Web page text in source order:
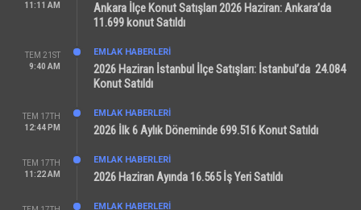
11:11 AM
Ankara İlçe Konut Satışları 2026 Haziran: Ankara’da
11.699 konut Satıldı
TEM 21ST
9:40 AM
EMLAK HABERLERI
2026 Haziran İstanbul İlçe Satışları: İstanbul’da 24.084
Konut Satıldı
TEM 17TH
12:44 PM
EMLAK HABERLERI
2026 İlk 6 Aylık Döneminde 699.516 Konut Satıldı
TEM 17TH
11:22 AM
EMLAK HABERLERI
2026 Haziran Ayında 16.565 İş Yeri Satıldı
EMLAK HABERLERI